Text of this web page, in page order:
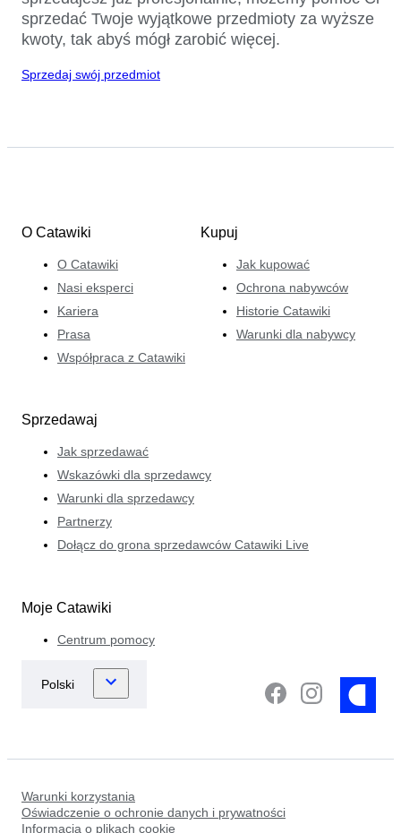
sprzedać Twoje wyjątkowe przedmioty za wyższe
kwoty, tak abyś mógł zarobić więcej.
Sprzedaj swój przedmiot
O Catawiki
O Catawiki
Nasi eksperci
Kariera
Prasa
Współpraca z Catawiki
Kupuj
Jak kupować
Ochrona nabywców
Historie Catawiki
Warunki dla nabywcy
Sprzedawaj
Jak sprzedawać
Wskazówki dla sprzedawcy
Warunki dla sprzedawcy
Partnerzy
Dołącz do grona sprzedawców Catawiki Live
Moje Catawiki
Centrum pomocy
Warunki korzystania
Oświadczenie o ochronie danych i prywatności
Informacja o plikach cookie